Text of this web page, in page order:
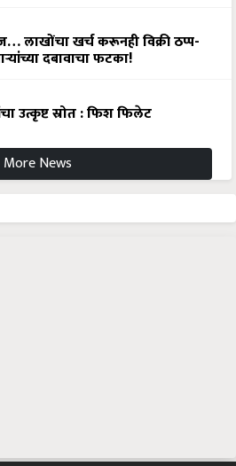
लाखोंचा खर्च करूनही विक्री ठप्प-
दबावाचा फटका!
उत्कृष्ट स्रोत : फिश फिलेट
More News